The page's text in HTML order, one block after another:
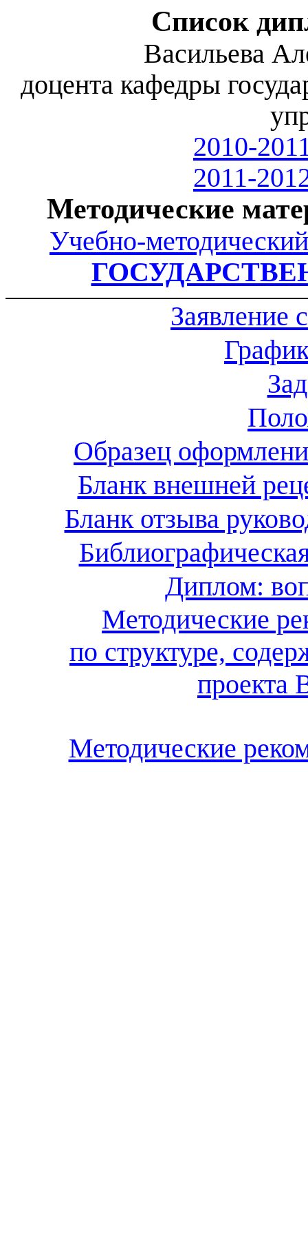
Список
Васильева
доцента кафедры
2010-
2011-
Методические
Учебно-
Заявление
Образец
Бланк внешней
Бланк отзыва
Диплом:
Методические
по структуре,
проекта
Методические